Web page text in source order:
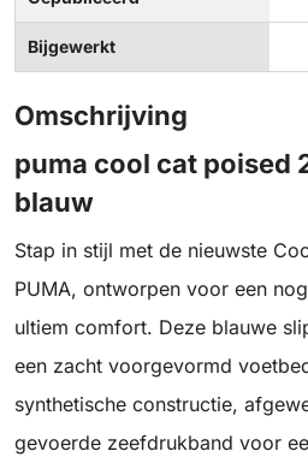
Bijgewerkt
Omschrijving
puma cool cat poised
blauw
Stap in stijl met de nieuwste
PUMA, ontworpen voor een
ultiem comfort. Deze blauwe
een zacht voorgevormd
synthetische constructie,
gevoerde zeefdrukband voor